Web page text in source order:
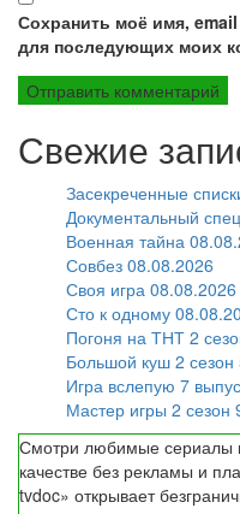
Сохранить моё имя,
для последующих моих
Свежие
Засекреченные
Документальный
Военная тайна
Совбез 08.08.2026
Своя игра 08.08.2026
Сто к одному
Погоня на ТНТ 2
Большой куш 2 сезон
Игра вслепую 7
Мастер игры 2 сезон
Смотри любимые сериалы
качестве без рекламы и
tvdoc» открывает